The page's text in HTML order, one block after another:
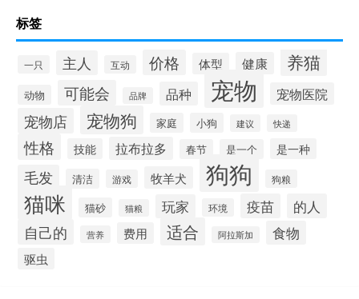
标签
一只 主人 互动 价格 体型 健康 养猫
动物 可能会 品牌 品种 宠物 宠物医院
宠物店 宠物狗 家庭 小狗 建议 快递
性格 技能 拉布拉多 春节 是一个 是一种
毛发 清洁 游戏 牧羊犬 狗狗 狗粮
猫咪 猫砂 猫粮 玩家 环境 疫苗 的人
自己的 营养 费用 适合 阿拉斯加 食物
驱虫